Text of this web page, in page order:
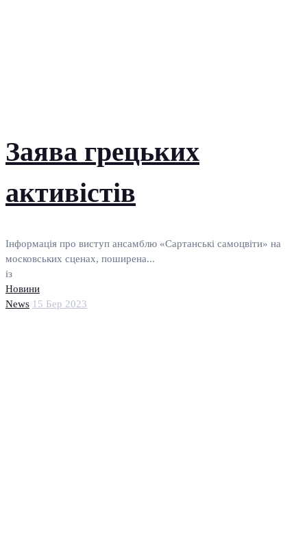
Заява грецьких
активістів
Інформація про виступ ансамблю «Сартанські самоцвіти» на
московських сценах, поширена...
із
Новини
News 15 Бер 2023